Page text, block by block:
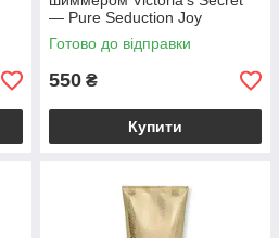
— Pure Seduction Joy
Shimmer Fragrance Lotion
Готово до відправки
550 ₴
Купити